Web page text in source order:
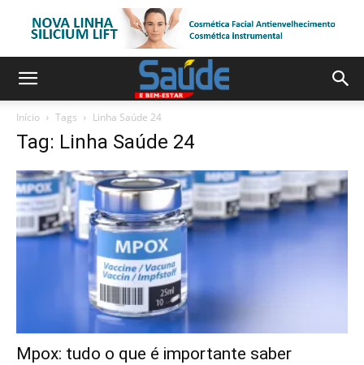
Início Tags Linha Saúde 24
Tag: Linha Saúde 24
Mpox: tudo o que é importante saber